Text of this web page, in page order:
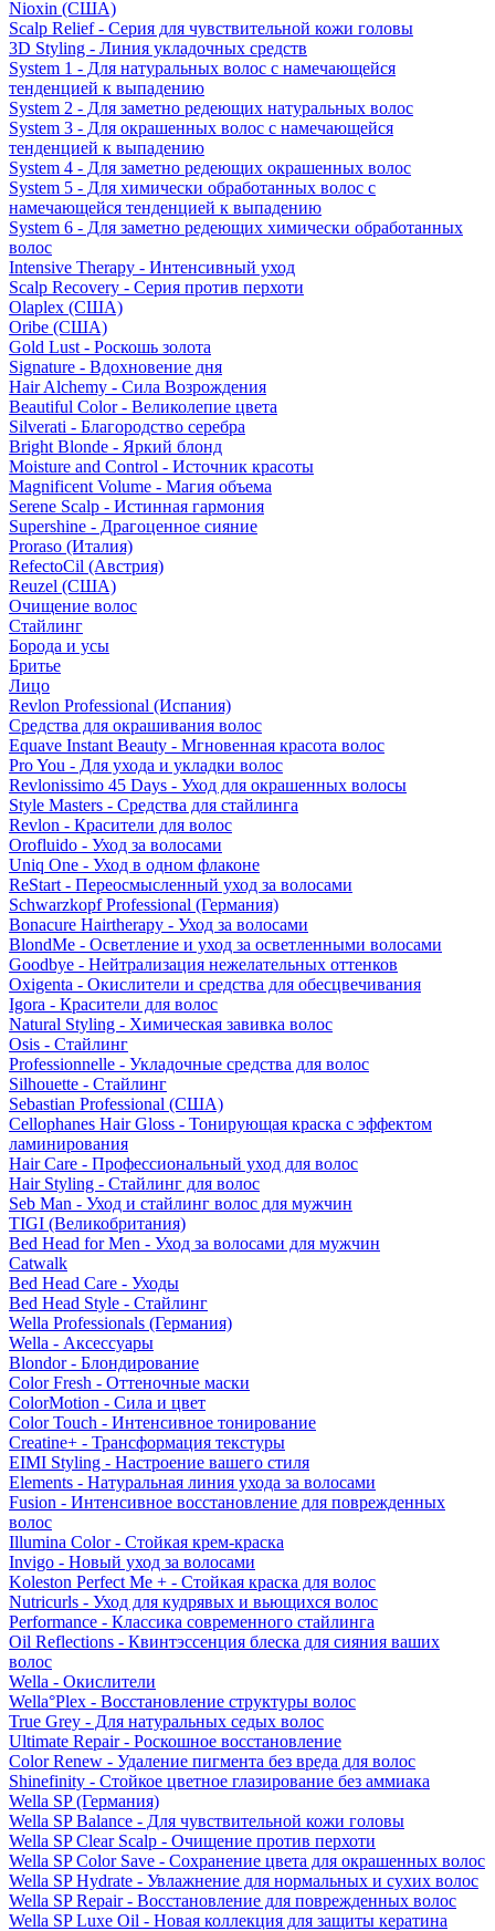
Nioxin (США)
Scalp Relief - Серия для чувствительной кожи головы
3D Styling - Линия укладочных средств
System 1 - Для натуральных волос с намечающейся
тенденцией к выпадению
System 2 - Для заметно редеющих натуральных волос
System 3 - Для окрашенных волос с намечающейся
тенденцией к выпадению
System 4 - Для заметно редеющих окрашенных волос
System 5 - Для химически обработанных волос с
намечающейся тенденцией к выпадению
System 6 - Для заметно редеющих химически обработанных
волос
Intensive Therapy - Интенсивный уход
Scalp Recovery - Серия против перхоти
Olaplex (США)
Oribe (США)
Gold Lust - Роскошь золота
Signature - Вдохновение дня
Hair Alchemy - Сила Возрождения
Beautiful Color - Великолепие цвета
Silverati - Благородство серебра
Bright Blonde - Яркий блонд
Moisture and Control - Источник красоты
Magnificent Volume - Магия объема
Serene Scalp - Истинная гармония
Supershine - Драгоценное сияние
Proraso (Италия)
RefectoCil (Австрия)
Reuzel (США)
Очищение волос
Стайлинг
Борода и усы
Бритье
Лицо
Revlon Professional (Испания)
Средства для окрашивания волос
Equave Instant Beauty - Мгновенная красота волос
Pro You - Для ухода и укладки волос
Revlonissimo 45 Days - Уход для окрашенных волосы
Style Masters - Средства для стайлинга
Revlon - Красители для волос
Orofluido - Уход за волосами
Uniq One - Уход в одном флаконе
ReStart - Переосмысленный уход за волосами
Schwarzkopf Professional (Германия)
Bonacure Hairtherapy - Уход за волосами
BlondMe - Осветление и уход за осветленными волосами
Goodbye - Нейтрализация нежелательных оттенков
Oxigenta - Окислители и средства для обесцвечивания
Igora - Красители для волос
Natural Styling - Химическая завивка волос
Osis - Стайлинг
Professionnelle - Укладочные средства для волос
Silhouette - Стайлинг
Sebastian Professional (США)
Cellophanes Hair Gloss - Тонирующая краска с эффектом
ламинирования
Hair Care - Профессиональный уход для волос
Hair Styling - Стайлинг для волос
Seb Man - Уход и стайлинг волос для мужчин
TIGI (Великобритания)
Bed Head for Men - Уход за волосами для мужчин
Catwalk
Bed Head Care - Уходы
Bed Head Style - Стайлинг
Wella Professionals (Германия)
Wella - Аксессуары
Blondor - Блондирование
Color Fresh - Оттеночные маски
ColorMotion - Сила и цвет
Color Touch - Интенсивное тонирование
Creatine+ - Трансформация текстуры
EIMI Styling - Настроение вашего стиля
Elements - Натуральная линия ухода за волосами
Fusion - Интенсивное восстановление для поврежденных
волос
Illumina Color - Стойкая крем-краска
Invigo - Новый уход за волосами
Koleston Perfect Me + - Стойкая краска для волос
Nutricurls - Уход для кудрявых и вьющихся волос
Performance - Классика современного стайлинга
Oil Reflections - Квинтэссенция блеска для сияния ваших
волос
Wella - Окислители
Wella°Plex - Восстановление структуры волос
True Grey - Для натуральных седых волос
Ultimate Repair - Роскошное восстановление
Color Renew - Удаление пигмента без вреда для волос
Shinefinity - Стойкое цветное глазирование без аммиака
Wella SP (Германия)
Wella SP Balance - Для чувствительной кожи головы
Wella SP Clear Scalp - Очищение против перхоти
Wella SP Color Save - Сохранение цвета для окрашенных волос
Wella SP Hydrate - Увлажнение для нормальных и сухих волос
Wella SP Repair - Восстановление для поврежденных волос
Wella SP Luxe Oil - Новая коллекция для защиты кератина